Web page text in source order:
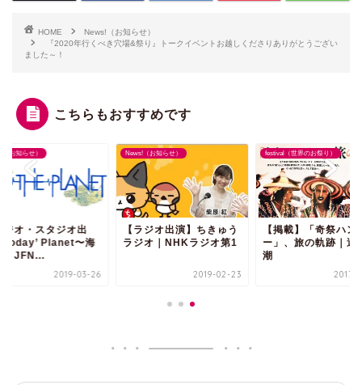
HOME
News!（お知らせ）
『2020年行くべき穴場&祭り』トークイベントお越しくださりありがとうござい
ました～！
こちらもおすすめです
（お知らせ）
ジオ・スタジオ出
Today’ Planet〜海
｜JFN...
2019-03-26
News!（お知らせ）
【ラジオ出演】ちきゅう
ラジオ｜NHKラジオ第1
2019-02-23
festival（世界のお祭り）
【掲載】「奇祭ハン
ー」、旅の軌跡｜週
潮
2017-